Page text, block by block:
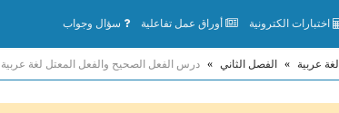
اختبارات الكترونية أوراق عمل تفاعلية سؤال وجواب
لغة عربية » الفصل الثاني » درس الفعل الصحيح والفعل المعتل لغة